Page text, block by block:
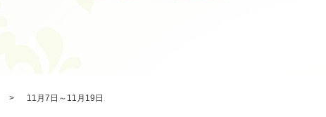
11月7日～11月19日